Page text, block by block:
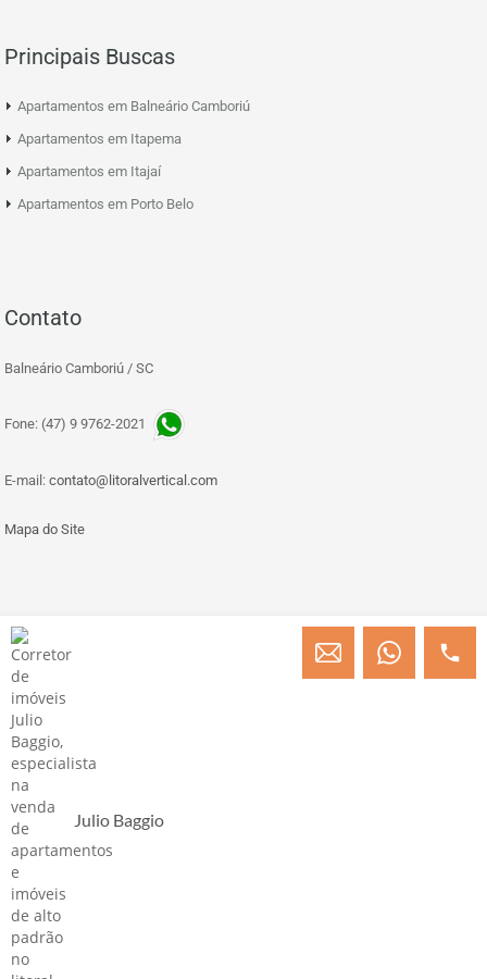
Principais Buscas
Apartamentos em Balneário Camboriú
Apartamentos em Itapema
Apartamentos em Itajaí
Apartamentos em Porto Belo
Contato
Balneário Camboriú / SC
Fone: (47) 9 9762-2021
E-mail: contato@litoralvertical.com
Mapa do Site
© Copyright 2013 » 2026 Engenheiro Julio C. Baggio - Corretor de Imóveis
Julio Baggio